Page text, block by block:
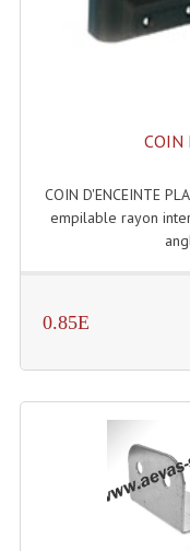
COIN
COIN D'ENCEINTE
empilable rayon
0.85E